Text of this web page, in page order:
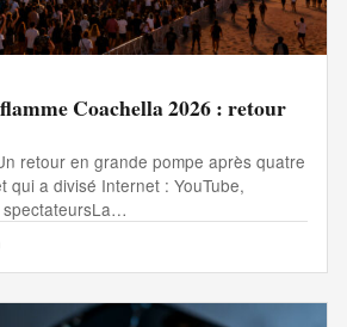
Coachella 2026 : retour
retour en grande pompe après quatre
qui a divisé Internet : YouTube,